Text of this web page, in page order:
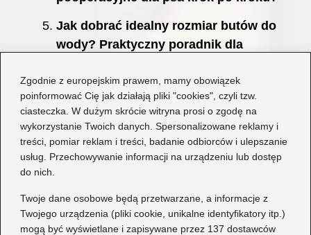
Zgodnie z europejskim prawem, mamy obowiązek
poinformować Cię jak działają pliki "cookies", czyli tzw.
ciasteczka. W dużym skrócie witryna prosi o zgodę na
wykorzystanie Twoich danych. Spersonalizowane reklamy i
treści, pomiar reklam i treści, badanie odbiorców i ulepszanie
usług. Przechowywanie informacji na urządzeniu lub dostęp
do nich.
Twoje dane osobowe będą przetwarzane, a informacje z
Twojego urządzenia (pliki cookie, unikalne identyfikatory itp.)
mogą być wyświetlane i zapisywane przez 137 dostawców
Jak dobrać idealny rozmiar butów do
wody? Praktyczny poradnik dla
Magiczne sposoby na farbowanie jajek
na różowo – odkryj swoje ulubione
techniki!
Wybór pierwszych butów dla dziecka:
Jak prawidłowo odczytać rozmiar
pierścionka 60mm?